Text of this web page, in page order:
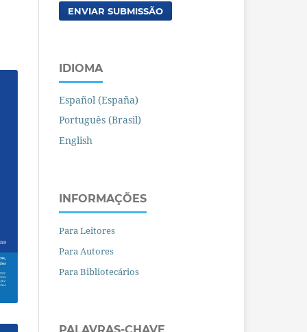
ENVIAR SUBMISSÃO
IDIOMA
Español (España)
Português (Brasil)
English
INFORMAÇÕES
Para Leitores
Para Autores
Para Bibliotecários